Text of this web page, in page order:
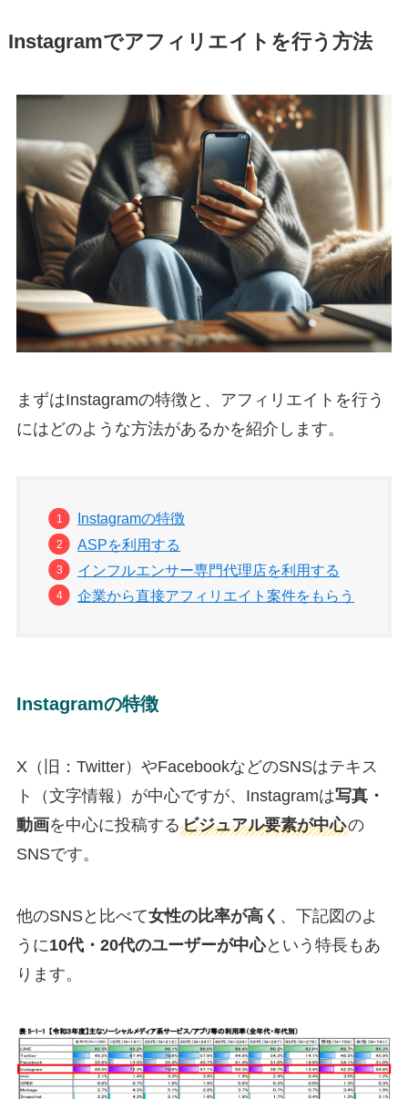
Instagramでアフィリエイトを行う方法
まずはInstagramの特徴と、アフィリエイトを行う
にはどのような方法があるかを紹介します。
Instagramの特徴
ASPを利用する
インフルエンサー専門代理店を利用する
企業から直接アフィリエイト案件をもらう
Instagramの特徴
X（旧：Twitter）やFacebookなどのSNSはテキス
ト（文字情報）が中心ですが、Instagramは写真・
動画を中心に投稿するビジュアル要素が中心の
SNSです。
他のSNSと比べて女性の比率が高く 、下記図のよ
うに10代・20代のユーザーが中心という特長もあ
ります。